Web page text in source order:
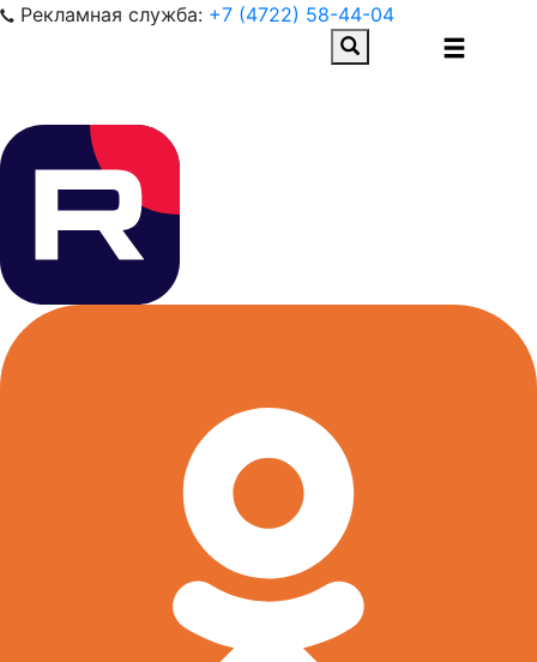
Рекламная служба: +7 (4722) 58-44-04